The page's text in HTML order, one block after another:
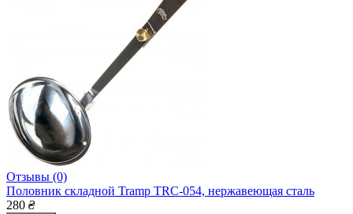
Отзывы (0)
Половник складной Tramp TRC-054, нержавеющая сталь
280 ₴